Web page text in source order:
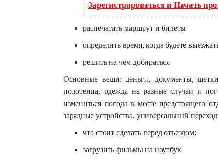
Зарегистрироваться и Начать
распечатать маршрут и билеты
определить время, когда будете
решить на чем добираться
Основные вещи: деньги, документы,
полотенца, одежда на разные случаи и
измениться погода в месте предстоящего
зарядные устройства, универсальный
что стоит сделать перед отъездом:
загрузить фильмы на ноутбук